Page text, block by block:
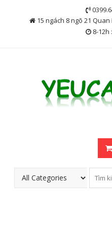
15 ngách 8 ngõ 21
8-12h